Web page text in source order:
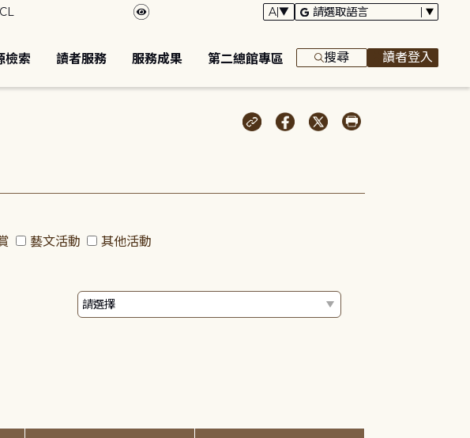
檢索 讀者服務 服務成果 第二總館專區 搜尋 讀者登入
藝文活動 其他活動